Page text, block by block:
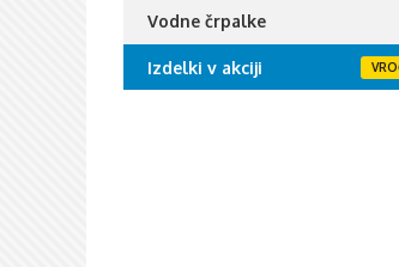
Vodne črpalke
Izdelki v akciji